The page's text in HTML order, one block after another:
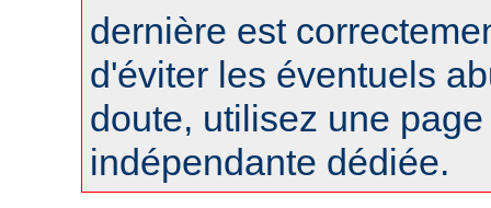
dernière est
d'éviter les éventuels
doute, utilisez une
indépendante dédiée.